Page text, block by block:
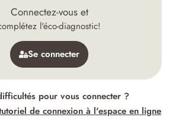
Connectez-vous et
l'éco-diagnostic!
Se connecter
pour vous connecter ?
de connexion à l'espace en ligne